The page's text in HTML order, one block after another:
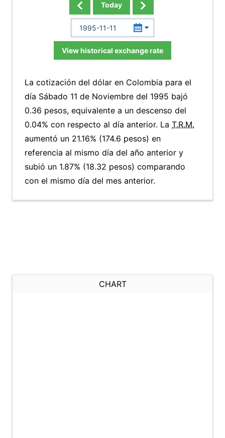
Today
View historical exchange rate
La cotización del dólar en Colombia para el
día Sábado 11 de Noviembre del 1995 bajó
0.36 pesos, equivalente a un descenso del
0.04% con respecto al día anterior. La T.R.M.
aumentó un 21.16% (174.6 pesos) en
referencia al mismo día del año anterior y
subió un 1.87% (18.32 pesos) comparando
con el mismo día del mes anterior.
CHART